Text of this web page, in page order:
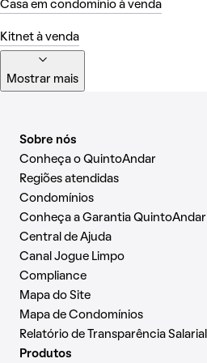
Casa em condomínio à venda
Kitnet à venda
Mostrar mais
Sobre nós
Conheça o QuintoAndar
Regiões atendidas
Condomínios
Conheça a Garantia QuintoAndar
Central de Ajuda
Canal Jogue Limpo
Compliance
Mapa do Site
Mapa de Condomínios
Relatório de Transparência Salarial
Produtos